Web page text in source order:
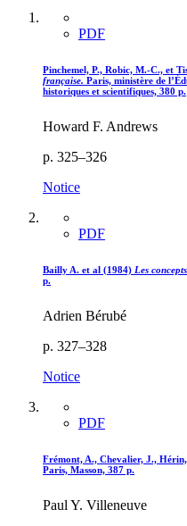
PDF
Pinchemel, P., Robic, M.-C., et
française. Paris, ministère de
historiques et scientifiques, 380 p.
Howard F. Andrews
p. 325–326
Notice
PDF
Bailly A. et al (1984) Les
p.
Adrien Bérubé
p. 327–328
Notice
PDF
Frémont, A., Chevalier, J.,
Paris, Masson, 387 p.
Paul Y. Villeneuve